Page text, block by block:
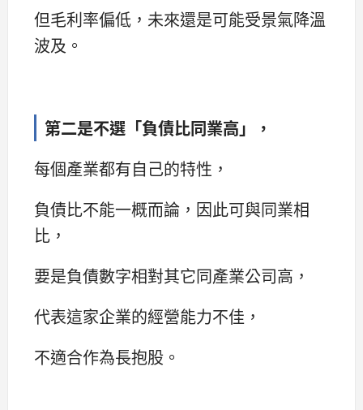
但毛利率偏低，未來還是可能受景氣降溫
波及。
第二是不選「負債比同業高」，
每個產業都有自己的特性，
負債比不能一概而論，因此可與同業相
比，
要是負債數字相對其它同產業公司高，
代表這家企業的經營能力不佳，
不適合作為長抱股。